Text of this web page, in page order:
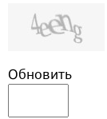
Обновить